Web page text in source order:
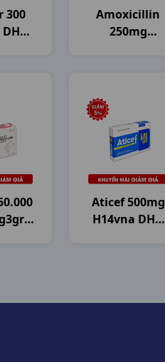
300
Amoxicillin
250mg
Aticef 500mg
H14vna DHG